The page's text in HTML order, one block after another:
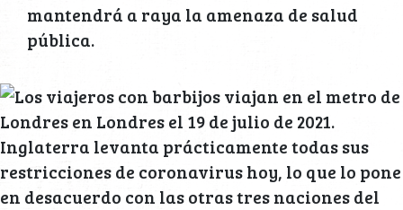
mantendrá a raya la amenaza de salud
pública.